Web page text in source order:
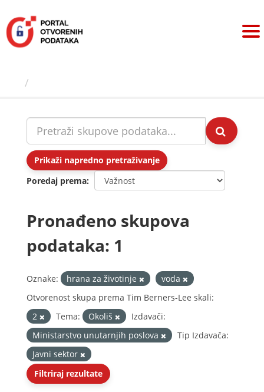
sadržaj
Prikaži napredno pretraživanje
Poredaj prema
Pronađeno skupova
podataka: 1
Oznake: hrana za životinje
voda
Otvorenost skupa prema Tim Berners-Lee skali:
2
Tema: Okoliš
Izdavači:
Ministarstvo unutarnjih poslova
Tip Izdavača:
Javni sektor
Filtriraj rezultate